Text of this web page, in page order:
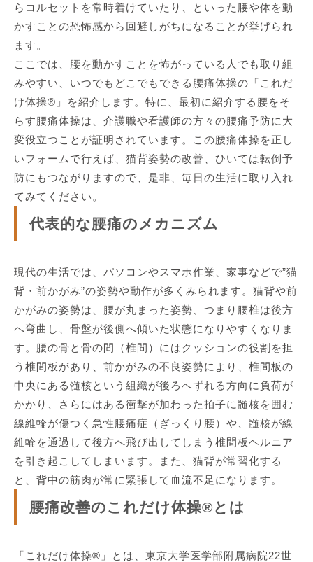
らコルセットを常時着けていたり、といった腰や体を動
かすことの恐怖感から回避しがちになることが挙げられ
ます。
ここでは、腰を動かすことを怖がっている人でも取り組
みやすい、いつでもどこでもできる腰痛体操の「これだ
け体操®」を紹介します。特に、最初に紹介する腰をそ
らす腰痛体操は、介護職や看護師の方々の腰痛予防に大
変役立つことが証明されています。この腰痛体操を正し
いフォームで行えば、猫背姿勢の改善、ひいては転倒予
防にもつながりますので、是非、毎日の生活に取り入れ
てみてください。
代表的な腰痛のメカニズム
現代の生活では、パソコンやスマホ作業、家事などで”猫
背・前かがみ”の姿勢や動作が多くみられます。猫背や前
かがみの姿勢は、腰が丸まった姿勢、つまり腰椎は後方
へ弯曲し、骨盤が後側へ傾いた状態になりやすくなりま
す。腰の骨と骨の間（椎間）にはクッションの役割を担
う椎間板があり、前かがみの不良姿勢により、椎間板の
中央にある髄核という組織が後ろへずれる方向に負荷が
かかり、さらにはある衝撃が加わった拍子に髄核を囲む
線維輪が傷つく急性腰痛症（ぎっくり腰）や、髄核が線
維輪を通過して後方へ飛び出してしまう椎間板ヘルニア
を引き起こしてしまいます。また、猫背が常習化する
と、背中の筋肉が常に緊張して血流不足になります。
腰痛改善のこれだけ体操®とは
「これだけ体操®」とは、東京大学医学部附属病院22世